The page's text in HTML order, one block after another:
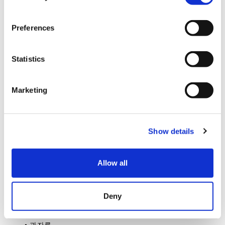
Preferences
Statistics
Marketing
Show details
Allow all
Deny